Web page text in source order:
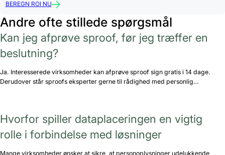
BEREGN ROI NU
Andre ofte stillede spørgsmål
Kan jeg afprøve sproof, før jeg træffer en
beslutning?
Ja. Interesserede virksomheder kan afprøve sproof sign gratis i 14 dage.
Derudover står sproofs eksperter gerne til rådighed med personlig…
Hvorfor spiller dataplaceringen en vigtig
rolle i forbindelse med løsninger
Mange virksomheder ønsker at sikre, at personoplysninger udelukkende